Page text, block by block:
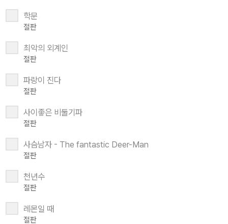
학문
절판
최악의 외계인
절판
파랑이 진다
절판
사이좋은 비둘기파
절판
사슴남자 - The fantastic Deer-Man
절판
천년수
절판
레몬일 때
절판